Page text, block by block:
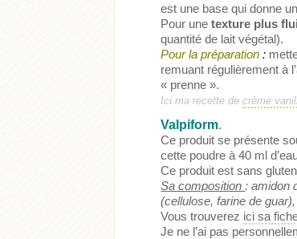
est une base qui donne
Pour unetexture plus
quantité de lait végétal).
Pour la préparation:
remuant régulièrement à
« prenne ».
Ici ma recette decrème
Valpiform.
Ce produit se présente
cette poudre à 40 ml
Ce produit est sans
Sa composition: amidon
(cellulose, farine de
Vous trouverez ici sa
Je ne l’ai pas